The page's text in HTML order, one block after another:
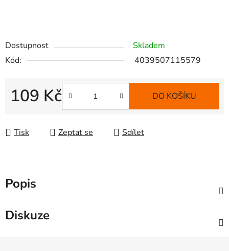
Dostupnost
Skladem
Kód:
4039507115579
109 Kč DO KOŠÍKU
Tisk Zeptat se Sdílet
Popis
Diskuze